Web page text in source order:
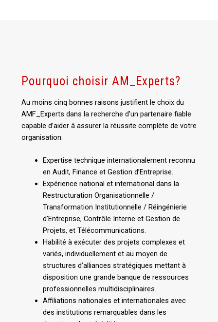
Pourquoi choisir AM_Experts?
Au moins cinq bonnes raisons justifient le choix du
AMF_Experts dans la recherche d’un partenaire fiable
capable d’aider à assurer la réussite complète de votre
organisation:
Expertise technique internationalement reconnu
en Audit, Finance et Gestion d’Entreprise.
Expérience national et international dans la
Restructuration Organisationnelle /
Transformation Institutionnelle / Réingénierie
d’Entreprise, Contrôle Interne et Gestion de
Projets, et Télécommunications.
Habilité à exécuter des projets complexes et
variés, individuellement et au moyen de
structures d’alliances stratégiques mettant à
disposition une grande banque de ressources
professionnelles multidisciplinaires.
Affiliations nationales et internationales avec
des institutions remarquables dans les